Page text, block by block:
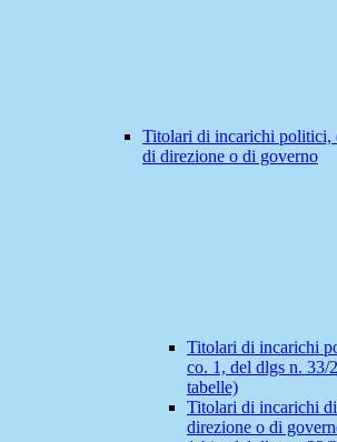
Titolari di incarichi politici,
di direzione o di governo
Titolari di incarichi
co. 1, del dlgs n. 33/
tabelle)
Titolari di incarichi
direzione o di